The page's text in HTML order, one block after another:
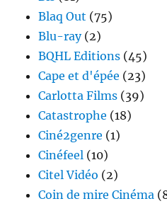
Blaq Out (75)
Blu-ray(2)
BQHL Editions (45)
Cape et d'épée (23)
Carlotta Films (39)
Catastrophe (18)
Ciné2genre (1)
Cinéfeel (10)
Citel Vidéo (2)
Coin de mire Cinéma